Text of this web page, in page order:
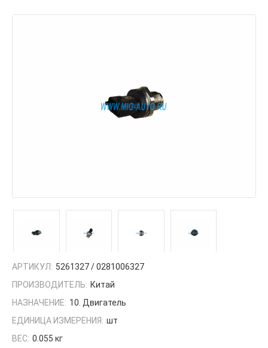
АРТИКУЛ: 5261327 / 0281006327
ПРОИЗВОДИТЕЛЬ: Китай
НАЗНАЧЕНИЕ: 10. Двигатель
ЕДИНИЦА ИЗМЕРЕНИЯ: шт
ВЕС: 0.055 кг